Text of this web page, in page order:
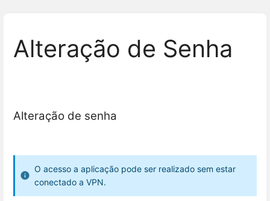
Alteração de Senha
Alteração de senha
O acesso a aplicação pode ser realizado sem estar
conectado a VPN.